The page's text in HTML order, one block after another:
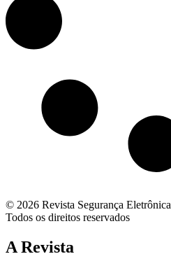
© 2026 Revista Segurança Eletrônica
Todos os direitos reservados
A Revista